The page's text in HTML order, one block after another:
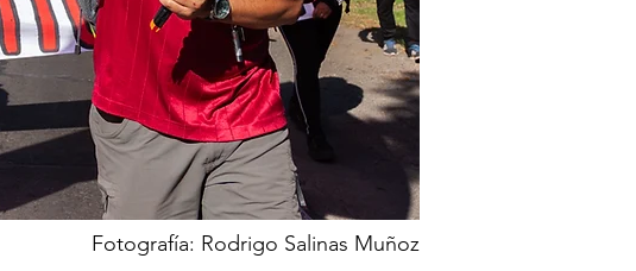
Fotografía: Rodrigo Salinas Muñoz